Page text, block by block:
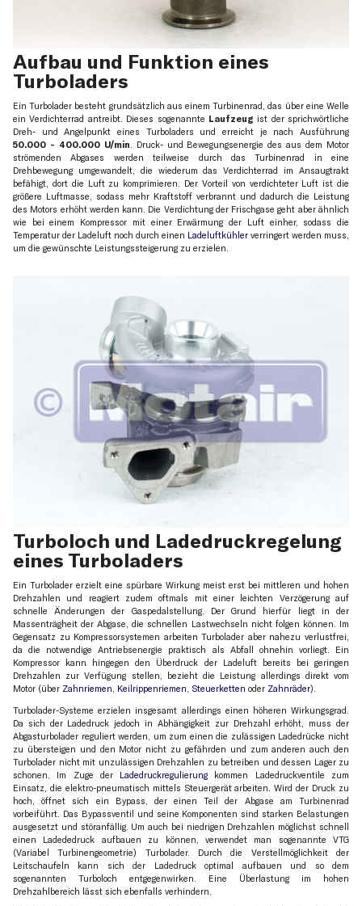
Aufbau und Funktion eines
Turboladers
Ein Turbolader besteht grundsätzlich aus einem Turbinenrad, das über eine Welle
ein Verdichterrad antreibt. Dieses sogenannte Laufzeug ist der sprichwörtliche
Dreh- und Angelpunkt eines Turboladers und erreicht je nach Ausführung
50.000 - 400.000 U/min. Druck- und Bewegungsenergie des aus dem Motor
strömenden Abgases werden teilweise durch das Turbinenrad in eine
Drehbewegung umgewandelt, die wiederum das Verdichterrad im Ansaugtrakt
befähigt, dort die Luft zu komprimieren. Der Vorteil von verdichteter Luft ist die
größere Luftmasse, sodass mehr Kraftstoff verbrannt und dadurch die Leistung
des Motors erhöht werden kann. Die Verdichtung der Frischgase geht aber ähnlich
wie bei einem Kompressor mit einer Erwärmung der Luft einher, sodass die
Temperatur der Ladeluft noch durch einen Ladeluftkühler verringert werden muss,
um die gewünschte Leistungssteigerung zu erzielen.
Turboloch und Ladedruckregelung
eines Turboladers
Ein Turbolader erzielt eine spürbare Wirkung meist erst bei mittleren und hohen
Drehzahlen und reagiert zudem oftmals mit einer leichten Verzögerung auf
schnelle Änderungen der Gaspedalstellung. Der Grund hierfür liegt in der
Massenträgheit der Abgase, die schnellen Lastwechseln nicht folgen können. Im
Gegensatz zu Kompressorsystemen arbeiten Turbolader aber nahezu verlustfrei,
da die notwendige Antriebsenergie praktisch als Abfall ohnehin vorliegt. Ein
Kompressor kann hingegen den Überdruck der Ladeluft bereits bei geringen
Drehzahlen zur Verfügung stellen, bezieht die Leistung allerdings direkt vom
Motor (über Zahnriemen Keilrippenriemen Steuerketten oder Zahnräder).
Turbolader-Systeme erzielen insgesamt allerdings einen höheren Wirkungsgrad.
Da sich der Ladedruck jedoch in Abhängigkeit zur Drehzahl erhöht, muss der
Abgasturbolader reguliert werden, um zum einen die zulässigen Ladedrücke nicht
zu übersteigen und den Motor nicht zu gefährden und zum anderen auch den
Turbolader nicht mit unzulässigen Drehzahlen zu betreiben und dessen Lager zu
schonen. Im Zuge der Ladedruckregulierung kommen Ladedruckventile zum
Einsatz, die elektro-pneumatisch mittels Steuergerät arbeiten. Wird der Druck zu
hoch, öffnet sich ein Bypass, der einen Teil der Abgase am Turbinenrad
vorbeiführt. Das Bypassventil und seine Komponenten sind starken Belastungen
ausgesetzt und störanfällig. Um auch bei niedrigen Drehzahlen möglichst schnell
einen Ladededruck aufbauen zu können, verwendet man sogenannte VTG
(Variabel Turbinengeometrie) Turbolader. Durch die Verstellmöglichkeit der
Leitschaufeln kann sich der Ladedruck optimal aufbauen und so dem
sogenannten Turboloch entgegenwirken. Eine Überlastung im hohen
Drehzahlbereich lässt sich ebenfalls verhindern.